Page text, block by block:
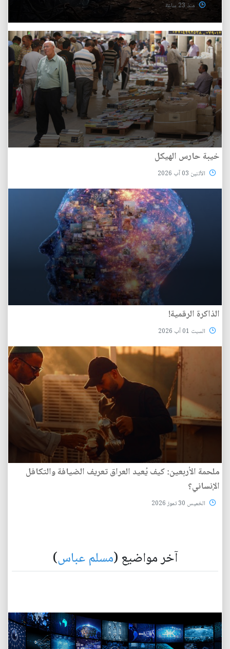
منذ 23 ساعة
خيبة حارس الهيكل
الأثنين 03 آب 2026
الذاكرة الرقمية!
السبت 01 آب 2026
ملحمة الأربعين: كيف يُعيد العراق تعريف الضيافة والتكافل
الإنساني؟
الخميس 30 تموز 2026
آخر مواضيع (مسلم عباس)